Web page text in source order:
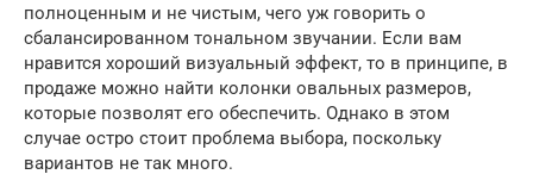
полноценным и не чистым, чего уж говорить о
сбалансированном тональном звучании. Если вам
нравится хороший визуальный эффект, то в принципе, в
продаже можно найти колонки овальных размеров,
которые позволят его обеспечить. Однако в этом
случае остро стоит проблема выбора, поскольку
вариантов не так много.